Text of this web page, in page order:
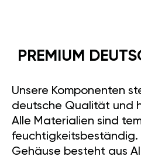
PREMIUM
Unsere Komponenten
deutsche Qualität und
Alle Materialien sind
feuchtigkeitsbeständig.
Gehäuse besteht aus